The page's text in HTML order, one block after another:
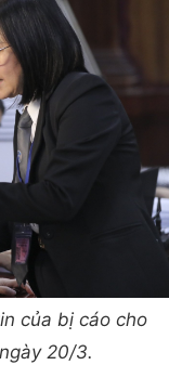
của bị cáo cho
20/3.